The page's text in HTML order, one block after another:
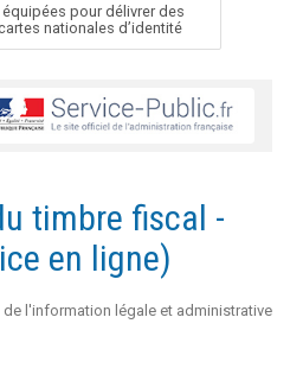
pour délivrer des
nationales d’identité
timbre fiscal -
en ligne)
de l'information légale et administrative